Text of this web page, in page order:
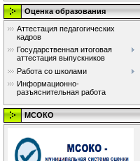
Оценка образования
Аттестация педагогических
кадров
Государственная итоговая
аттестация выпускников
Работа со школами
Информационно-
разъяснительная работа
МСОКО